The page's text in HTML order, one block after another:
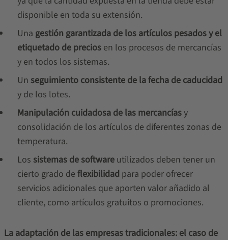
disponible en toda su extensión.
Una gestión garantizada de los artículos pesados y el
etiquetado de preciosen los procesos de mercancías
y en todos los sistemas.
Un seguimiento consistente de la fecha de caducidad
y de los lotes.
Manipulación cuidadosa de las mercancíasy
consolidación de los artículos de diferentes zonas de
temperatura.
Los sistemas de softwareutilizados deben tener un
cierto grado de flexibilidad para poder ofrecer
servicios adicionales que aporten valor añadido al
cliente, como artículos gratuitos o promociones.
La adaptación de las empresas tradicionales: el caso de